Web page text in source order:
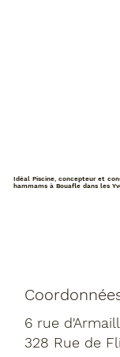
Idéal Piscine, concepteur et
hammams à Bouafle dans les
6 rue
328 Rue de